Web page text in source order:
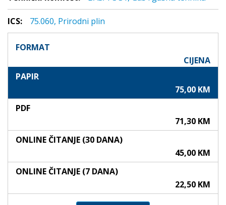
ICS: 75.060, Prirodni plin
FORMAT
CIJENA
PAPIR
75,00 KM
PDF
71,30 KM
ONLINE ČITANJE (30 DANA)
45,00 KM
ONLINE ČITANJE (7 DANA)
22,50 KM